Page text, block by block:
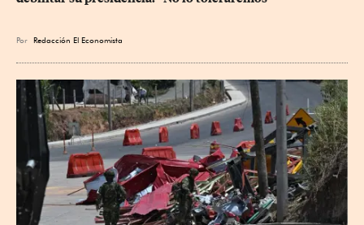
Por Redacción El Economista